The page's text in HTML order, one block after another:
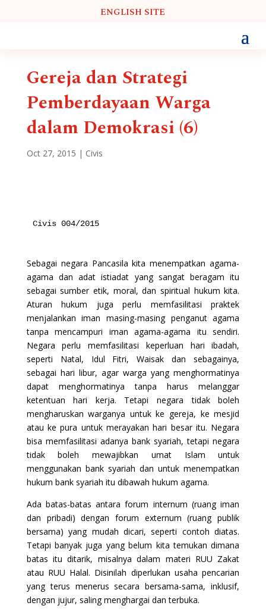
ENGLISH SITE
Gereja dan Strategi
Pemberdayaan Warga
dalam Demokrasi (6)
Oct 27, 2015 | Civis
Civis 004/2015
Sebagai negara Pancasila kita menempatkan agama-
agama dan adat istiadat yang sangat beragam itu
sebagai sumber etik, moral, dan spiritual hukum kita.
Aturan hukum juga perlu memfasilitasi praktek
menjalankan iman masing-masing penganut agama
tanpa mencampuri iman agama-agama itu sendiri.
Negara perlu memfasilitasi keperluan hari ibadah,
seperti Natal, Idul Fitri, Waisak dan sebagainya,
sebagai hari libur, agar warga yang menghormatinya
dapat menghormatinya tanpa harus melanggar
ketentuan hari kerja. Tetapi negara tidak boleh
mengharuskan warganya untuk ke gereja, ke mesjid
atau ke pura untuk merayakan hari besar itu. Negara
bisa memfasilitasi adanya bank syariah, tetapi negara
tidak boleh mewajibkan umat Islam untuk
menggunakan bank syariah dan untuk menempatkan
hukum bank syariah itu dibawah hukum agama.
Ada batas-batas antara forum internum (ruang iman
dan pribadi) dengan forum externum (ruang publik
bersama) yang mudah dicari, seperti contoh diatas.
Tetapi banyak juga yang belum kita temukan dimana
batas itu ditarik, misalnya dalam materi RUU Zakat
atau RUU Halal. Disinilah diperlukan usaha pencarian
yang terus menerus secara bersama-sama, inklusif,
dengan jujur, saling menghargai dan terbuka.